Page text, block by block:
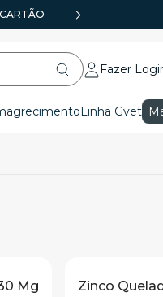
1ª COMPRA
Fazer
Linha Gvet
Mg
Zinco